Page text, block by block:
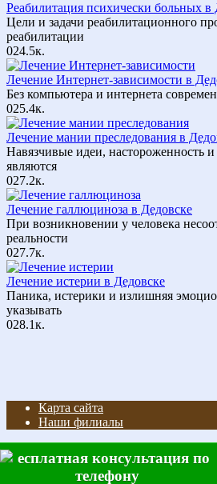
Реабилитация психически больных в
Цели и задачи реабилитационного
реабилитации
024.5к.
Лечение Интернет-зависимости в
Без компьютера и интернета
025.4к.
Лечение мании преследования в
Навязчивые идеи, настороженность
являются
027.2к.
Лечение галлюциноза в Дедовске
При возникновении у человека
реальности
027.7к.
Лечение истерии в Дедовске
Паника, истерики и излишняя
указывать
028.1к.
Карта сайта
Наши филиалы
© 2026 Клиника наркологии и
FAQ Отзывы